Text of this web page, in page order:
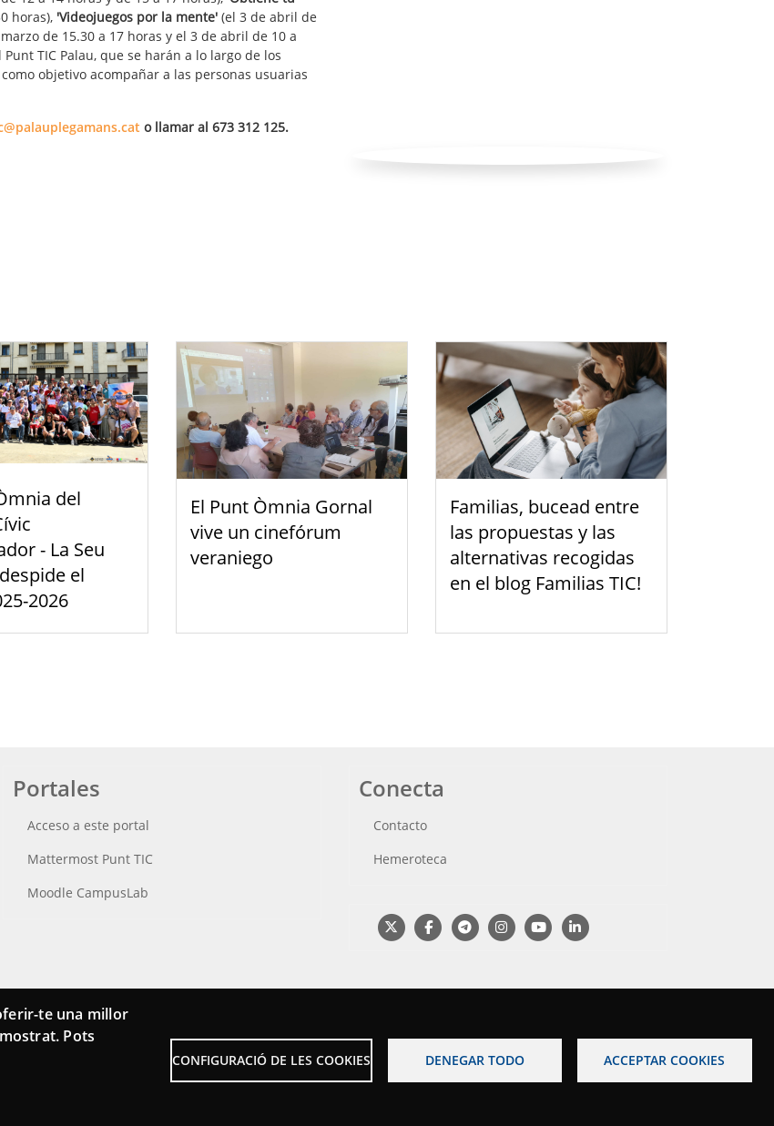
horas), 'Videojuegos por la mente' (el 3 de abril de
de 15.30 a 17 horas y el 3 de abril de 10 a
TIC Palau, que se harán a lo largo de los
objetivo acompañar a las personas usuarias
o llamar al 673 312 125.
del
- La Seu
el
2026
El Punt Òmnia Gornal
vive un cinefórum
veraniego
Familias, bucead entre
las propuestas y las
alternativas recogidas
en el blog Familias TIC!
Portales
Acceso a este portal
Mattermost Punt TIC
Moodle CampusLab
Conecta
Contacto
Hemeroteca
te una millor
Pots
CONFIGURACIÓ DE LES COOKIES DENEGAR TODO ACCEPTAR COOKIES